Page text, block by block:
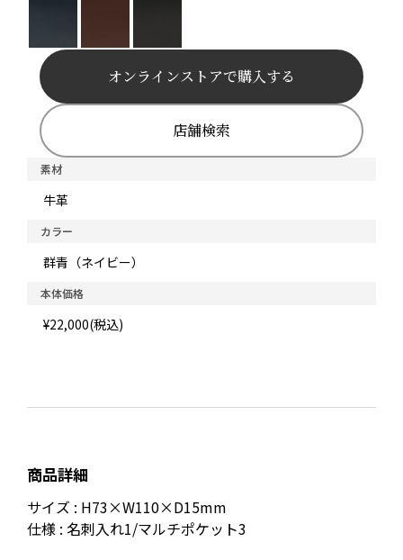
素材
牛革
カラー
群青（ネイビー）
本体価格
¥22,000(税込)
オンラインストアで購入する
店舗検索
商品詳細
サイズ : H73×W110×D15mm
仕様 : 名刺入れ1/マルチポケット3